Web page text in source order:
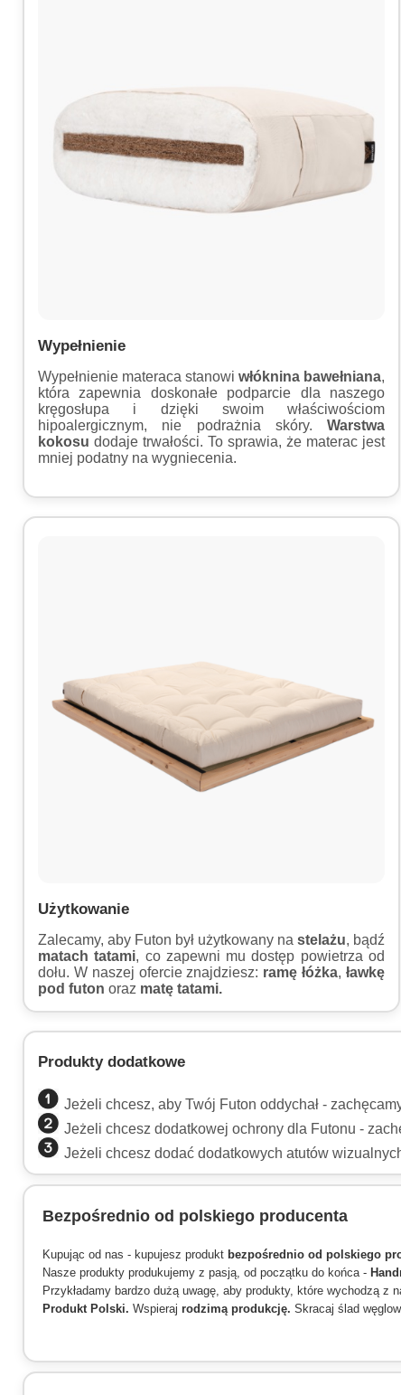
Wypełnienie
Wypełnienie materaca stanowi włóknina bawełniana,
która zapewnia doskonałe podparcie dla naszego
kręgosłupa i dzięki swoim właściwościom
hipoalergicznym, nie podrażnia skóry. Warstwa
kokosu dodaje trwałości. To sprawia, że materac jest
mniej podatny na wygniecenia.
Użytkowanie
Zalecamy, aby Futon był użytkowany na stelażu, bądź
matach tatami, co zapewni mu dostęp powietrza od
dołu. W naszej ofercie znajdziesz: ramę łóżka,ławkę
pod futon oraz matę tatami.
Produkty dodatkowe
Jeżeli chcesz, aby Twój Futon oddychał -
Jeżeli chcesz dodatkowej ochrony dla Futonu -
Jeżeli chcesz dodać dodatkowych atutów
Bezpośrednio od polskiego producenta
Kupując od nas - kupujesz produkt bezpośrednio od polskiego
Nasze produkty produkujemy z pasją, od początku do końca -
Przykładamy bardzo dużą uwagę, aby produkty, które wychodzą z
Produkt Polski. Wspieraj rodzimą produkcję. Skracaj ślad